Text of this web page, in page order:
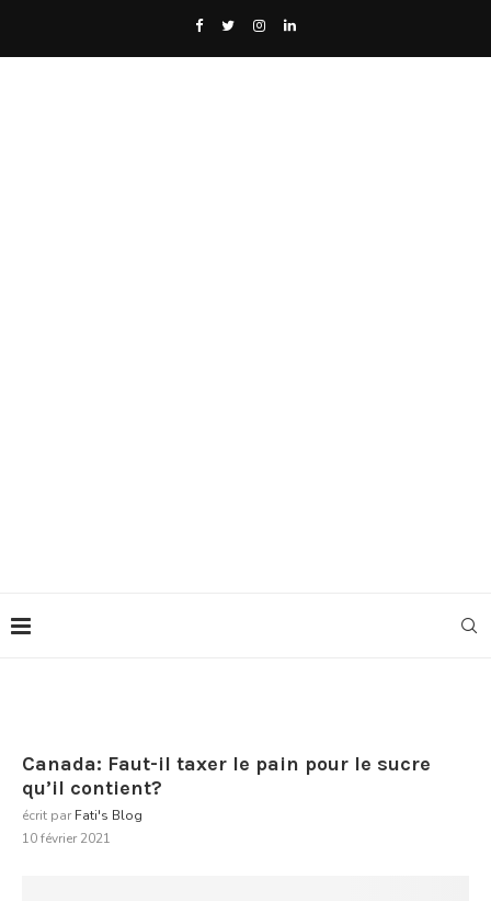
Canada: Faut-il taxer le pain pour le sucre
qu’il contient?
écrit par Fati's Blog
10 février 2021